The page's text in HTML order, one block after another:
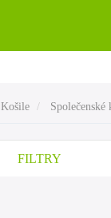
Košile Společenské
FILTRY